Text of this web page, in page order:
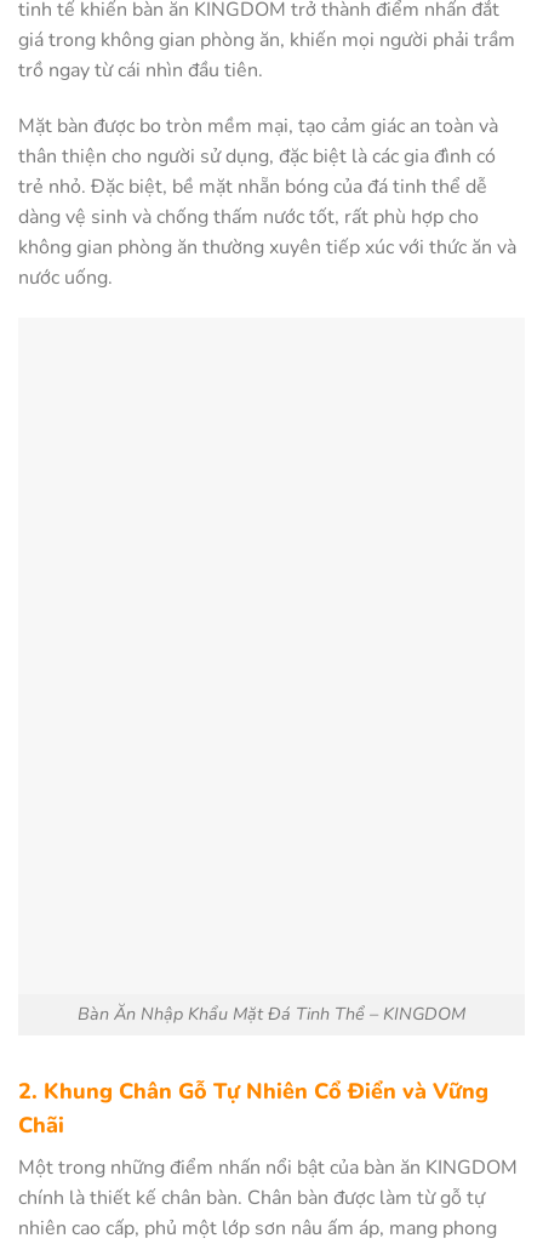
tinh tế khiến bàn ăn KINGDOM trở thành điểm nhấn đắt
giá trong không gian phòng ăn, khiến mọi người phải trầm
trồ ngay từ cái nhìn đầu tiên.
Mặt bàn được bo tròn mềm mại, tạo cảm giác an toàn và
thân thiện cho người sử dụng, đặc biệt là các gia đình có
trẻ nhỏ. Đặc biệt, bề mặt nhẵn bóng của đá tinh thể dễ
dàng vệ sinh và chống thấm nước tốt, rất phù hợp cho
không gian phòng ăn thường xuyên tiếp xúc với thức ăn và
nước uống.
Bàn Ăn Nhập Khẩu Mặt Đá Tinh Thể – KINGDOM
2. Khung Chân Gỗ Tự Nhiên Cổ Điển và Vững
Chãi
Một trong những điểm nhấn nổi bật của bàn ăn KINGDOM
chính là thiết kế chân bàn. Chân bàn được làm từ gỗ tự
nhiên cao cấp, phủ một lớp sơn nâu ấm áp, mang phong